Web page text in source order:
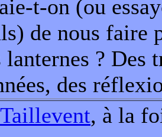
t-on (ou
de nous faire
lanternes ? Des
des
, à la